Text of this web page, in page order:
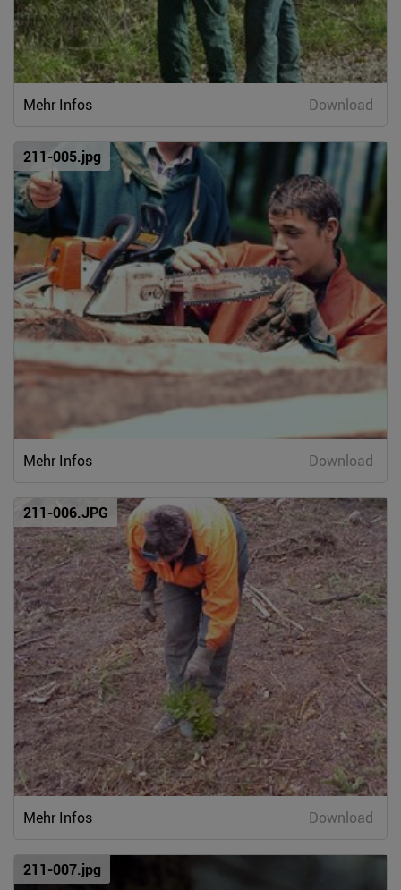
Mehr Infos Download
211-005.jpg
Mehr Infos Download
211-006.JPG
Mehr Infos Download
211-007.jpg